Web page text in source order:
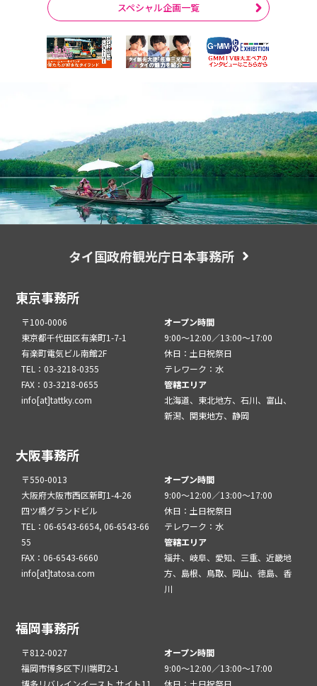
スペシャル企画一覧
タイ国政府観光庁日本事務所
東京事務所
〒100-0006
東京都千代田区有楽町1-7-1
有楽町電気ビル南館2F
TEL：03-3218-0355
FAX：03-3218-0655
info[at]tattky.com
オープン時間
9:00～12:00／13:00～17:00
休日：土日祝祭日
テレワーク：水
管轄エリア
北海道、東北地方、石川、富山、
新潟、関東地方、静岡
大阪事務所
〒550-0013
大阪府大阪市西区新町1-4-26
四ツ橋グランドビル
TEL：06-6543-6654, 06-6543-66
55
FAX：06-6543-6660
info[at]tatosa.com
オープン時間
9:00～12:00／13:00～17:00
休日：土日祝祭日
テレワーク：水
管轄エリア
福井、岐阜、愛知、三重、近畿地
方、島根、鳥取、岡山、徳島、香
川
福岡事務所
〒812-0027
福岡市博多区下川端町2-1
博多リバレインイースト サイト11
オープン時間
9:00～12:00／13:00～17:00
休日：土日祝祭日